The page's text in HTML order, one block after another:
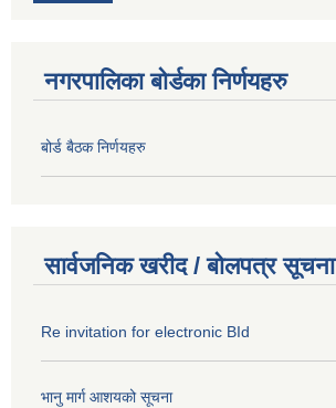
नगरपालिका बोर्डका निर्णयहरु
बोर्ड बैठक निर्णयहरु
सार्वजनिक खरीद / बोलपत्र सूचना
Re invitation for electronic BId
भानु मार्ग आशयको सूचना